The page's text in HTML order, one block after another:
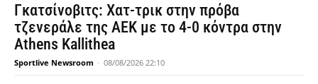
Γκατσίνοβιτς: Χατ-τρικ στην πρόβα
τζενεράλε της ΑΕΚ με το 4-0 κόντρα στην
Athens Kallithea
Sportlive Newsroom - 08/08/2026 22:10